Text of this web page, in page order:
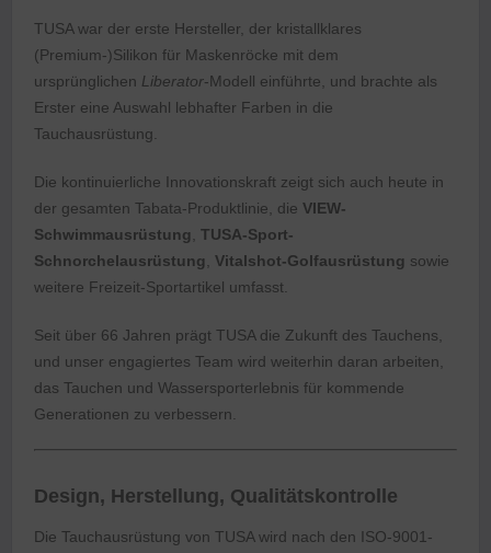
TUSA war der erste Hersteller, der kristallklares
(Premium-)Silikon für Maskenröcke mit dem
ursprünglichen Liberator-Modell einführte, und brachte als
Erster eine Auswahl lebhafter Farben in die
Tauchausrüstung.
Die kontinuierliche Innovationskraft zeigt sich auch heute in
der gesamten Tabata-Produktlinie, die VIEW-
Schwimmausrüstung
TUSA-Sport-
Schnorchelausrüstung
Vitalshot-Golfausrüstung sowie
weitere Freizeit-Sportartikel umfasst.
Seit über 66 Jahren prägt TUSA die Zukunft des Tauchens,
und unser engagiertes Team wird weiterhin daran arbeiten,
das Tauchen und Wassersporterlebnis für kommende
Generationen zu verbessern.
Design, Herstellung, Qualitätskontrolle
Die Tauchausrüstung von TUSA wird nach den ISO-9001-